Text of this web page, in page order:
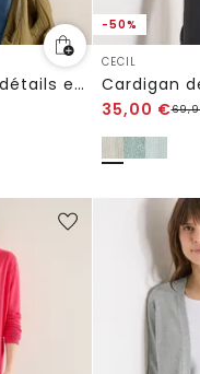
Cardingan avec détails en tricot
-50%
CECIL
Cardigan
35,00 €